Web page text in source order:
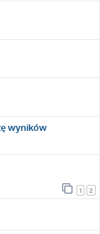
wyników
1 2